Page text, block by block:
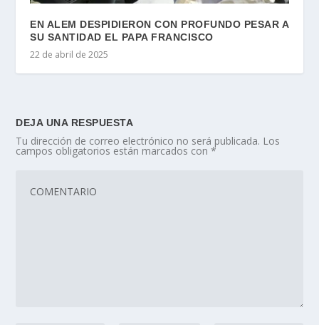
EN ALEM DESPIDIERON CON PROFUNDO PESAR A
SU SANTIDAD EL PAPA FRANCISCO
22 de abril de 2025
DEJA UNA RESPUESTA
Tu dirección de correo electrónico no será publicada. Los
campos obligatorios están marcados con*